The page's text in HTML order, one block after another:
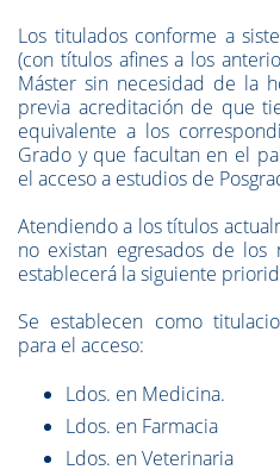
Los titulados conforme a
(con títulos afines a los
Máster sin necesidad de la
previa acreditación de que
equivalente a los
Grado y que facultan en el
el acceso a estudios de
Atendiendo a los títulos
no existan egresados de los
establecerá la siguiente
Se establecen como
para el acceso:
Ldos. en Medicina.
Ldos. en Farmacia
Ldos. en Veterinaria